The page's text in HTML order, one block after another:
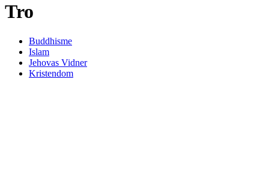
Tro
Buddhisme
Islam
Jehovas Vidner
Kristendom